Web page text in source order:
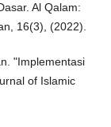
Al Qalam:
16(3), (2022).
"Implementasi
of Islamic